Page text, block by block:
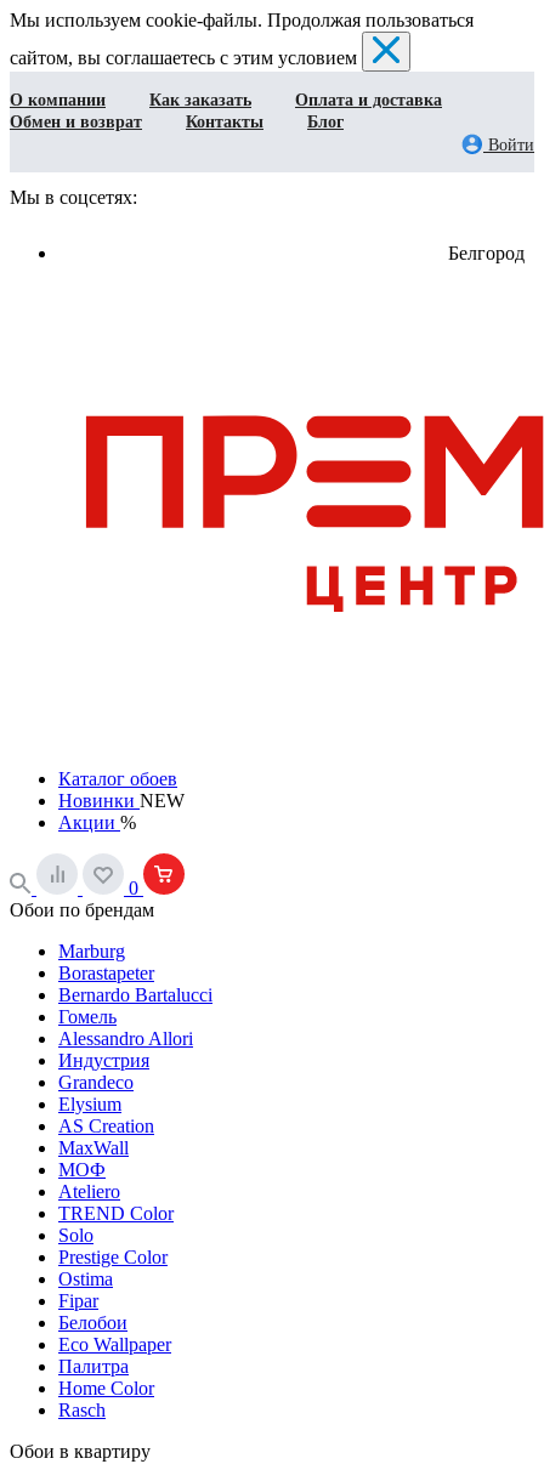
Мы используем cookie-файлы. Продолжая пользоваться
сайтом, вы соглашаетесь с этим условием
О компании Как заказать
Оплата и доставка
Обмен и возврат
Контакты
Блог
Войти
Мы в соцсетях:
Белгород
Каталог обоев
Новинки NEW
Акции %
0
Обои по брендам
Marburg
Borastapeter
Bernardo Bartalucci
Гомель
Alessandro Allori
Индустрия
Grandeco
Elysium
AS Creation
MaxWall
МОФ
Ateliero
TREND Color
Solo
Prestige Color
Ostima
Fipar
Белобои
Eco Wallpaper
Палитра
Home Color
Rasch
Обои в квартиру